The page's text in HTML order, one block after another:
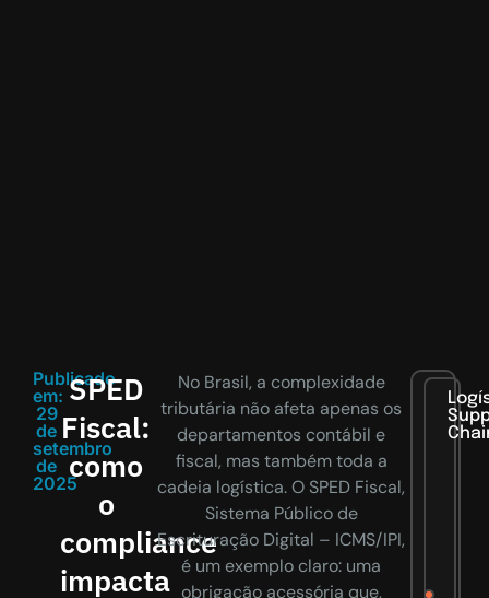
Publicado
em:
29
de
setembro
de
2025
SPED
Fiscal:
como
o
compliance
impacta
No Brasil, a complexidade
tributária não afeta apenas os
departamentos contábil e
fiscal, mas também toda a
cadeia logística. O SPED Fiscal,
Sistema Público de
Escrituração Digital – ICMS/IPI,
é um exemplo claro: uma
obrigação acessória que,